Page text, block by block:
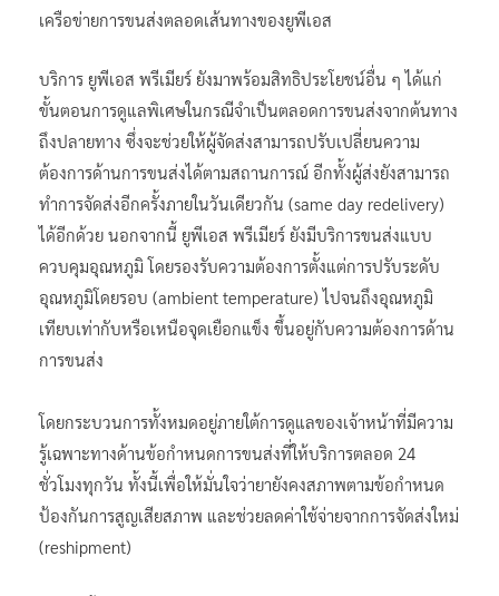
เครือข่ายการขนส่งตลอดเส้นทางของยูพีเอส
บริการ ยูพีเอส พรีเมียร์ ยังมาพร้อมสิทธิประโยชน์อื่น ๆ ได้แก่
ขั้นตอนการดูแลพิเศษในกรณีจำเป็นตลอดการขนส่งจากต้นทาง
ถึงปลายทาง ซึ่งจะช่วยให้ผู้จัดส่งสามารถปรับเปลี่ยนความ
ต้องการด้านการขนส่งได้ตามสถานการณ์ อีกทั้งผู้ส่งยังสามารถ
ทำการจัดส่งอีกครั้งภายในวันเดียวกัน (same day redelivery)
ได้อีกด้วย นอกจากนี้ ยูพีเอส พรีเมียร์ ยังมีบริการขนส่งแบบ
ควบคุมอุณหภูมิ โดยรองรับความต้องการตั้งแต่การปรับระดับ
อุณหภูมิโดยรอบ (ambient temperature) ไปจนถึงอุณหภูมิ
เทียบเท่ากับหรือเหนือจุดเยือกแข็ง ขึ้นอยู่กับความต้องการด้าน
การขนส่ง
โดยกระบวนการทั้งหมดอยู่ภายใต้การดูแลของเจ้าหน้าที่มีความ
รู้เฉพาะทางด้านข้อกำหนดการขนส่งที่ให้บริการตลอด 24
ชั่วโมงทุกวัน ทั้งนี้เพื่อให้มั่นใจว่ายายังคงสภาพตามข้อกำหนด
ป้องกันการสูญเสียสภาพ และช่วยลดค่าใช้จ่ายจากการจัดส่งใหม่
(reshipment)